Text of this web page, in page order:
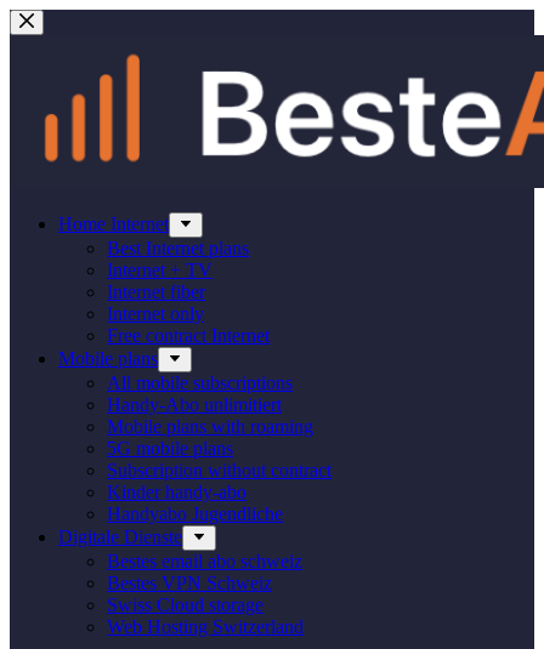
Skip
to
Home Internet
Best Internet plans
Internet + TV
Internet fiber
Internet only
Free contract Internet
Mobile plans
All mobile subscriptions
Handy-Abo unlimitiert
Mobile plans with roaming
5G mobile plans
Subscription without contract
Kinder handy-abo
Handyabo Jugendliche
Digitale Dienste
Bestes email abo schweiz
Bestes VPN Schweiz
Swiss Cloud storage
Web Hosting Switzerland